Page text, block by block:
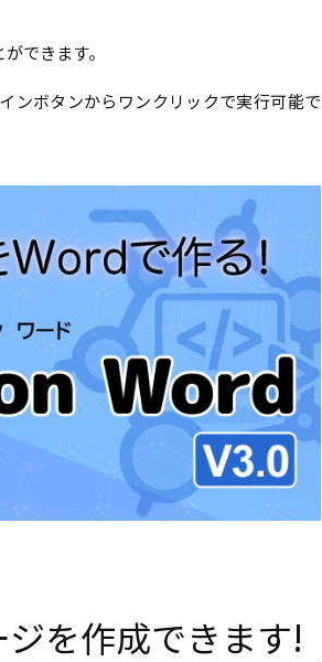
できます。
ンボタンからワンクリックで実行可能で
を作成できます!